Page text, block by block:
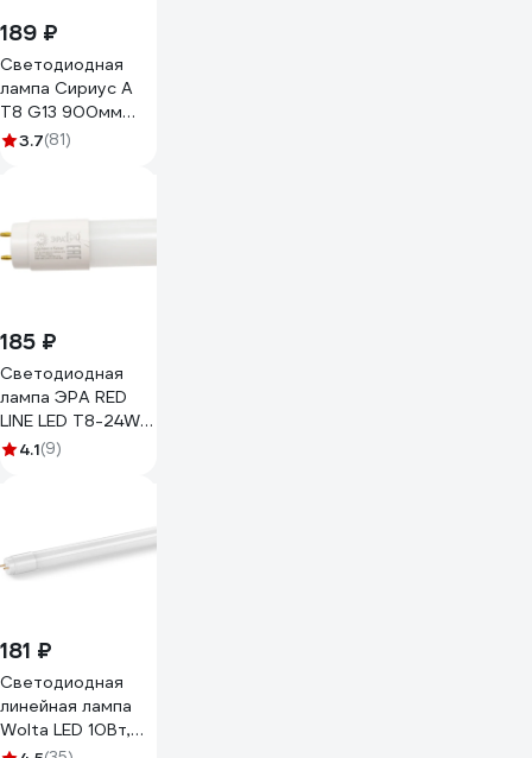
189 ₽
Светодиодная
лампа Сириус А
Т8 G13 900мм
15W 4000К
3.7(81)
185 ₽
Светодиодная
лампа ЭРА RED
LINE LED T8-24W-
840-G13-1500mm
нейтральный
4.1(9)
181 ₽
Светодиодная
линейная лампа
Wolta LED 10Вт,
4000К Дневной